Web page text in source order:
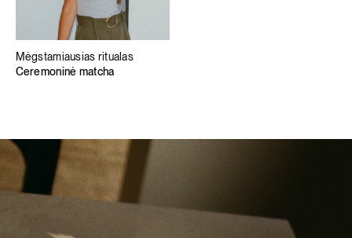
Mėgstamiausias ritualas
Ceremoninė matcha